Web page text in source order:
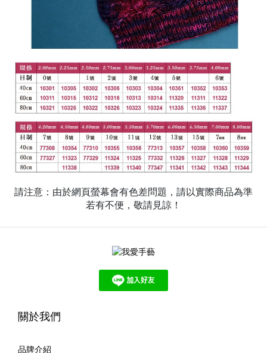
請注意：由於網頁螢幕會有色差問題，請以實際商品為準
若有不便，敬請見諒！
關於我們
品牌介紹